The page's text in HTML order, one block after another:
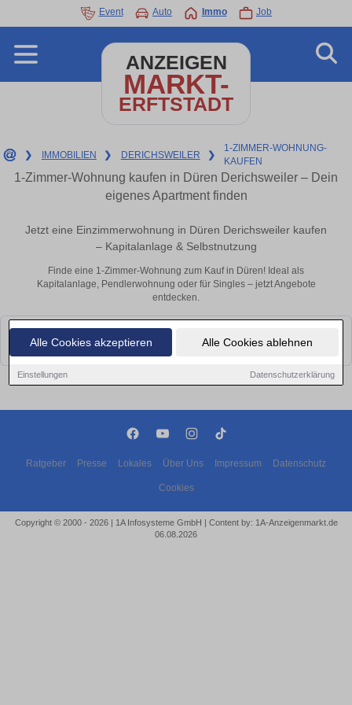
Alle Cookies akzeptieren Alle Cookies ablehnen
Einstellungen Datenschutzerklärung
Event Auto Immo Job
ANZEIGEN
MARKT-
ERFTSTADT
❯ IMMOBILIEN ❯ DERICHSWEILER ❯
1-ZIMMER-WOHNUNG-
KAUFEN
1-Zimmer-Wohnung kaufen in Düren Derichsweiler – Dein
eigenes Apartment finden
Jetzt eine Einzimmerwohnung in Düren Derichsweiler kaufen
– Kapitalanlage & Selbstnutzung
Finde eine 1-Zimmer-Wohnung zum Kauf in Düren! Ideal als
Kapitalanlage, Pendlerwohnung oder für Singles – jetzt Angebote
entdecken.
Leider konnten wir derzeit keine passenden Objekte finden. Schauen Sie
bald wieder vorbei!
Ratgeber Presse Lokales Über Uns Impressum Datenschutz
Cookies
Copyright © 2000 - 2026 | 1A Infosysteme GmbH | Content by: 1A-Anzeigenmarkt.de
06.08.2026